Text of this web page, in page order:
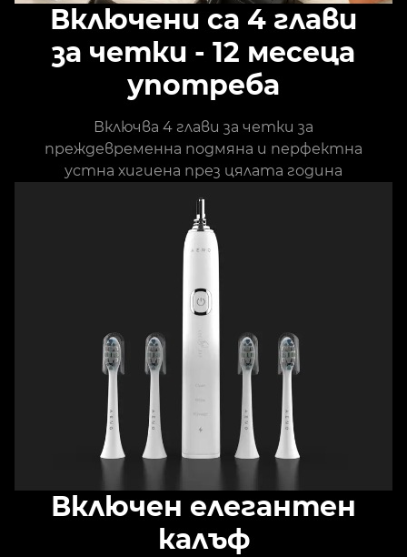
Включени са 4 глави
за четки - 12 месеца
употреба
Включва 4 глави за четки за
преждевременна подмяна и перфектна
устна хигиена през цялата година
Включен елегантен
калъф